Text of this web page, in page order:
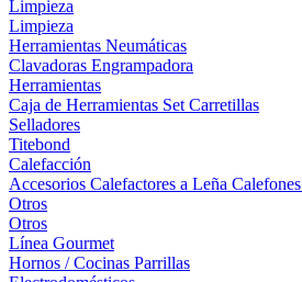
Limpieza
Limpieza
Herramientas Neumáticas
Clavadoras Engrampadora
Herramientas
Caja de Herramientas Set Carretillas
Selladores
Titebond
Calefacción
Accesorios Calefactores a Leña Calefones
Otros
Otros
Línea Gourmet
Hornos / Cocinas Parrillas